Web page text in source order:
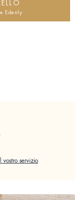
Edenly
vostro servizio